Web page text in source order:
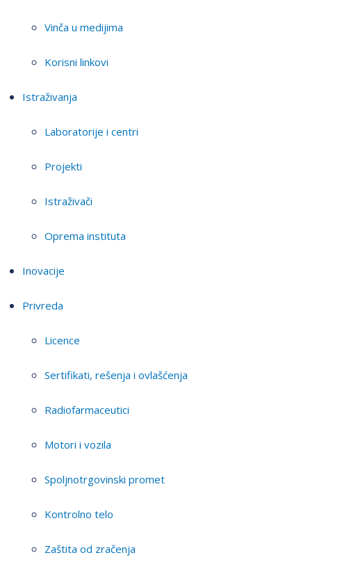
Vinča u medijima
Korisni linkovi
Istraživanja
Laboratorije i centri
Projekti
Istraživači
Oprema instituta
Inovacije
Privreda
Licence
Sertifikati, rešenja i ovlašćenja
Radiofarmaceutici
Motori i vozila
Spoljnotrgovinski promet
Kontrolno telo
Zaštita od zračenja